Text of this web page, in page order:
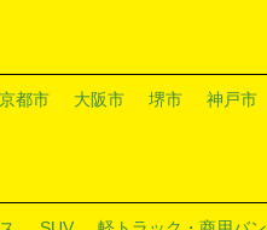
京都市 大阪市 堺市 神戸市